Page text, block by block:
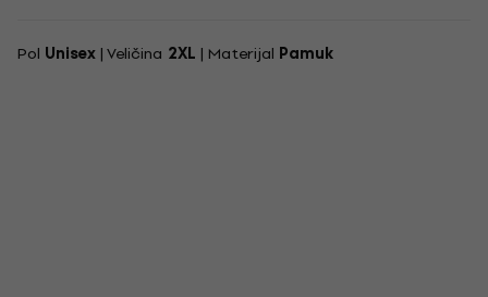
Pol Unisex | Veličina 2XL | Materijal Pamuk